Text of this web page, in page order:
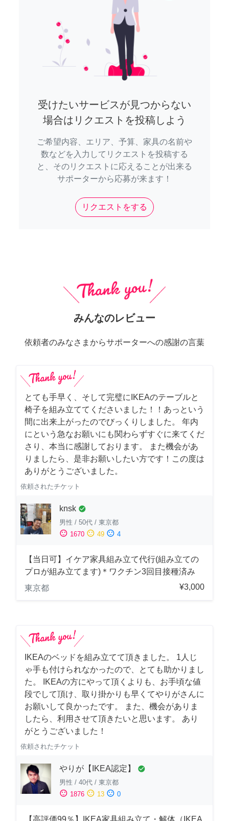
受けたいサービスが見つからない
場合はリクエストを投稿しよう
ご希望内容、エリア、予算、家具の名前や
数などを入力してリクエストを投稿する
と、そのリクエストに応えることが出来る
サポーターから応募が来ます！
リクエストをする
みんなのレビュー
依頼者のみなさまからサポーターへの感謝の言葉
とても手早く、そして完璧にIKEAのテーブルと
椅子を組み立ててくださいました！！あっという
間に出来上がったのでびっくりしました。 年内
にという急なお願いにも関わらずすぐに来てくだ
さり、本当に感謝しております。 また機会があ
りましたら、是非お願いしたい方です！この度は
ありがとうございました。
依頼されたチケット
knsk check_circle
男性 / 50代 / 東京都
sentiment_satisfied 1670 sentiment_neutral 49 sentiment_dissatisfied 4
【当日可】イケア家具組み立て代行(組み立ての
プロが組み立てます)＊ワクチン3回目接種済み
東京都
¥3,000
IKEAのベッドを組み立てて頂きました。 1人じ
ゃ手も付けられなかったので、とても助かりまし
た。 IKEAの方にやって頂くよりも、お手頃な値
段でして頂け、取り掛かりも早くてやりがさんに
お願いして良かったです。 また、機会がありま
したら、利用させて頂きたいと思います。 あり
がとうございました！
依頼されたチケット
やりが【IKEA認定】 check_circle
男性 / 40代 / 東京都
sentiment_satisfied 1876 sentiment_neutral 13 sentiment_dissatisfied 0